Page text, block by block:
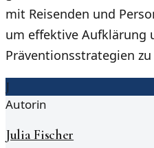
mit Reisenden und
um effektive Aufklärung
Präventionsstrategien
J
Autorin
Julia Fischer